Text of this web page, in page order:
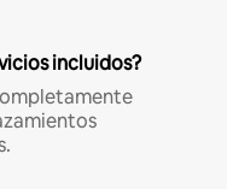
incluidos?